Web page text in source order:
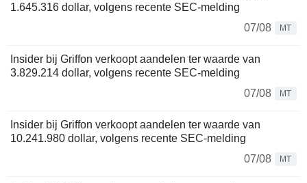
1.645.316 dollar, volgens recente SEC-melding
07/08
MT
Insider bij Griffon verkoopt aandelen ter waarde van
3.829.214 dollar, volgens recente SEC-melding
07/08
MT
Insider bij Griffon verkoopt aandelen ter waarde van
10.241.980 dollar, volgens recente SEC-melding
07/08
MT